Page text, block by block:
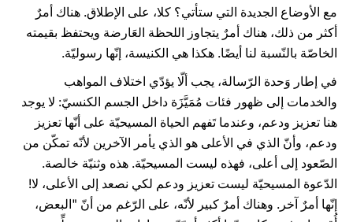
مع الأوضاع الجديدة التي ستأتي؟ كلا، على الإطلاق. هناك أمرٌ
أكثر من ذلك، هناك أمرٌ يتجاوز اللحظة العَارضة ويحتفظ بقيمته
الخاصّة بالنّسبة لنا أيضًا. هكذا هي الكنيسة، إنّها رسوليّة.
في إطار وَحدة الرّسالة، يجب ألّا يؤدّي اختلاف المواهب
والخدمات إلى ظهور فئات مُمَيَّزَة داخل الجسم الكنسيّ: لا يوجد
هنا تعزيز ودعم، وعندما تَفهم الحياة المسيحيّة على أنّها تعزيز
ودعم، وأنّ الذي في الأعلى هو الذي يأمر الآخرين لأنّه تمكّن من
الصّعود إلى أعلى، فهذه ليست المسيحيّة. هذه وثنيّة خالصة.
الدّعوة المسيحيّة ليست تعزيز ودعم لكي نصعد إلى الأعلى، لا!
إنّها أمرٌ آخر. وهناك أمرٌ كبير لأنّه، على الرّغم من أنّ "البعض،